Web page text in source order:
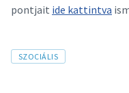
pontjait ide kattintva
Tags
SZOCIÁLIS